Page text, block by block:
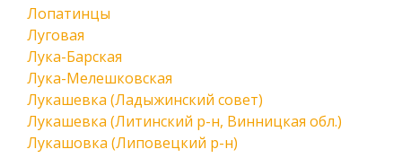
Лопатинцы
Луговая
Лука-Барская
Лука-Мелешковская
Лукашевка (Ладыжинский совет)
Лукашевка (Литинский р-н, Винницкая обл.)
Лукашовка (Липовецкий р-н)